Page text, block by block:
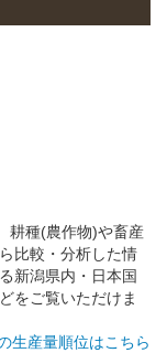
耕種(農作物)や畜産
比較・分析した情
新潟県内・日本国
をご覧いただけま
生産量順位はこちら